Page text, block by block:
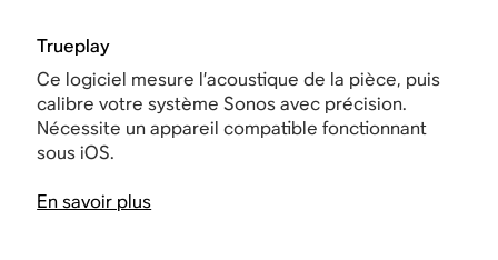
Trueplay
Ce logiciel mesure l’acoustique de la pièce, puis
calibre votre système Sonos avec précision.
Nécessite un appareil compatible fonctionnant
sous iOS.
En savoir plus